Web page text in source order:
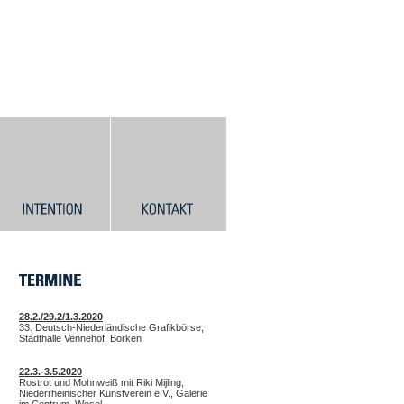
28.2./29.2/1.3.2020
33. Deutsch-Niederländische Grafikbörse,
Stadthalle Vennehof, Borken
22.3.-3.5.2020
Rostrot und Mohnweiß mit Riki Mijling,
Niederrheinischer Kunstverein e.V., Galerie